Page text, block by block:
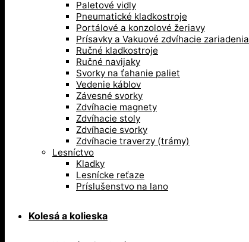
Paletové vidly
Pneumatické kladkostroje
Portálové a konzolové žeriavy
Prísavky a Vakuové zdvíhacie zariadenia
Ručné kladkostroje
Ručné navijaky
Svorky na ťahanie paliet
Vedenie káblov
Závesné svorky
Zdvíhacie magnety
Zdvíhacie stoly
Zdvíhacie svorky
Zdvíhacie traverzy (trámy)
Lesníctvo
Kladky
Lesnícke reťaze
Príslušenstvo na lano
Kolesá a kolieska